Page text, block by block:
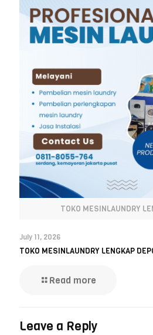
TOKO MESINLAUNDRY
July 11, 2026
TOKO MESINLAUNDRY LENGKAP
Read more
Leave a Reply